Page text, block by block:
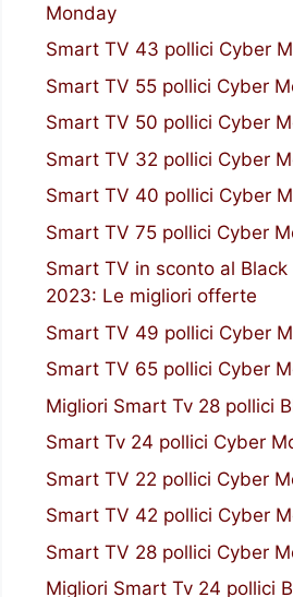
Monday
Smart TV 43 pollici Cyber
Smart TV 55 pollici Cyber
Smart TV 50 pollici Cyber
Smart TV 32 pollici Cyber
Smart TV 40 pollici Cyber
Smart TV 75 pollici Cyber
Smart TV in sconto al Black
2023: Le migliori offerte
Smart TV 49 pollici Cyber
Smart TV 65 pollici Cyber
Migliori Smart Tv 28 pollici
Smart Tv 24 pollici Cyber
Smart TV 22 pollici Cyber
Smart TV 42 pollici Cyber
Smart TV 28 pollici Cyber
Migliori Smart Tv 24 pollici